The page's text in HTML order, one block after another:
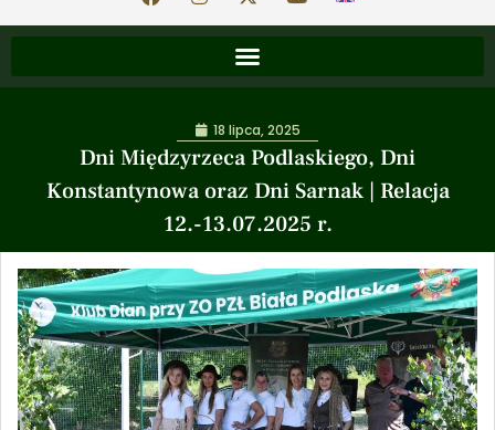
Dni Międzyrzeca Podlaskiego, Dni
Konstantynowa oraz Dni Sarnak | Relacja
12.-13.07.2025 r.
18 lipca, 2025